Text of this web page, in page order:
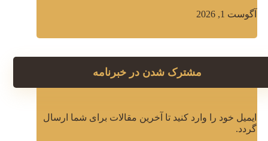
آگوست 1, 2026
مشترک شدن در خبرنامه
ایمیل خود را وارد کنید تا آخرین مقالات برای شما ارسال
گردد.